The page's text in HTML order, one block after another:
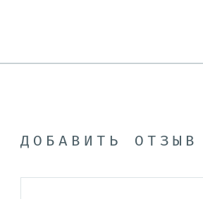
ДОБАВИТЬ ОТЗЫВ